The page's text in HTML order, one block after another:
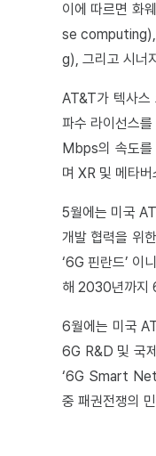
이에 따르면 화
se
g), 그리고 시너
AT&T가 텍사스
파수 라이선스
Mbps의 속도
며 XR 및 메타
5월에는 미국
개발 협력을 위
‘6G 핀란드’
해 2030년까지
6월에는 미국
6G R&D 및 국
‘6G Smart
중 패권전쟁의